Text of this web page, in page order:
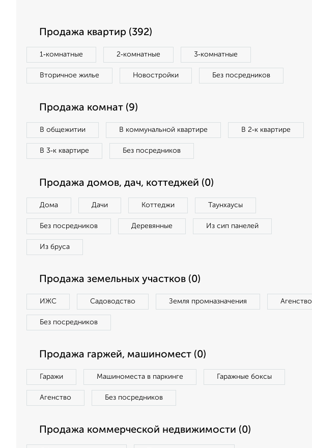
Продажа квартир (392)
1‑комнатные 2‑комнатные 3‑комнатные
Вторичное жилье Новостройки Без посредников
Продажа комнат (9)
В общежитии В коммунальной квартире В 2‑к квартире
В 3‑к квартире Без посредников
Продажа домов, дач, коттеджей (0)
Дома Дачи Коттеджи Таунхаусы
Без посредников Деревянные Из сип панелей
Из бруса
Продажа земельных участков (0)
ИЖС Садоводство Земля промназначения Агенство
Без посредников
Продажа гаржей, машиномест (0)
Гаражи Машиноместа в паркинге Гаражные боксы
Агенство Без посредников
Продажа коммерческой недвижимости (0)